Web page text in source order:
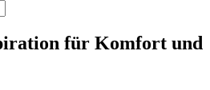
für Komfort und